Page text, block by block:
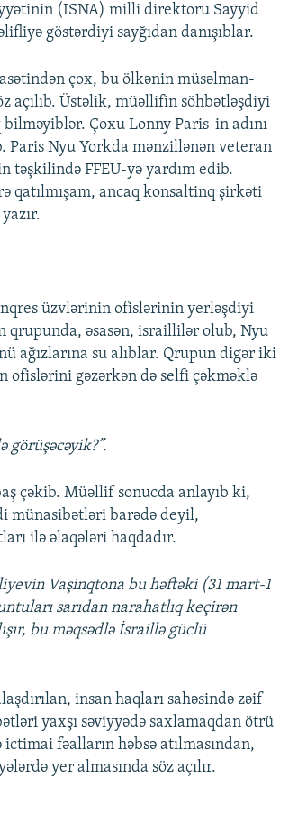
(ISNA) milli direktoru Sayyid
göstərdiyi sayğıdan danışıblar.
çox, bu ölkənin müsəlman-
açılıb. Üstəlik, müəllifin söhbətləşdiyi
Çoxu Lonny Paris-in adını
Paris Nyu Yorkda mənzillənən veteran
təşkilində FFEU-yə yardım edib.
qatılmışam, ancaq konsaltinq şirkəti
üzvlərinin ofislərinin yerləşdiyi
qrupunda, əsasən, israillilər olub, Nyu
ağızlarına su alıblar. Qrupun digər iki
ofislərini gəzərkən də selfi çəkməklə
görüşəcəyik?”.
çəkib. Müəllif sonucda anlayıb ki,
münasibətləri barədə deyil,
ilə əlaqələri haqdadır.
Vaşinqtona bu həftəki (31 mart-1
sarıdan narahatlıq keçirən
bu məqsədlə İsraillə güclü
insan haqları sahəsində zəif
yaxşı səviyyədə saxlamaqdan ötrü
fəalların həbsə atılmasından,
yer almasında söz açılır.